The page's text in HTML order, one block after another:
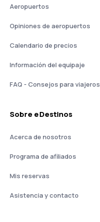
Aeropuertos
Opiniones de aeropuertos
Calendario de precios
Información del equipaje
FAQ - Consejos para viajeros
Sobre eDestinos
Acerca de nosotros
Programa de afiliados
Mis reservas
Asistencia y contacto